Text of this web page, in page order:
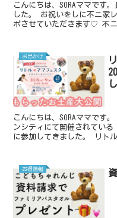
こんにちは、SORAママです
した。 お祝いをしに不ニ家
ポさせていただきます♡ 不
お出かけ
こんにちは、SORAママです
ンシティにて開催されている
に参加してきました。 リト
お得情報